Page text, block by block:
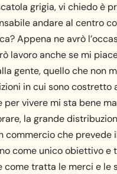
grigia, vi chiedo è
andare al centro
Appena ne avrò
lavoro anche se mi
gente, quello che non
in cui sono costretto
per vivere mi sta bene
la grande
commercio che prevede
come unico obiettivo e
come tratta le merci e le